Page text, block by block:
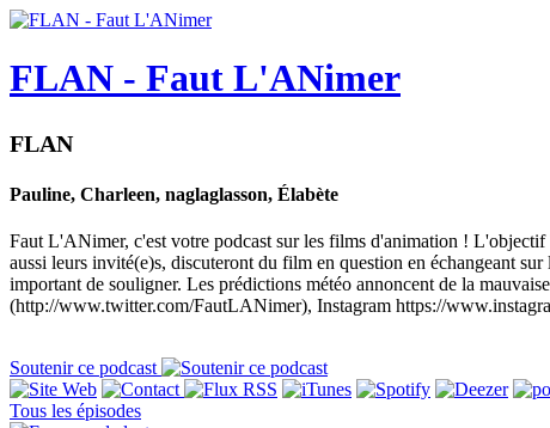
FLAN - Faut L'ANimer
FLAN
Pauline, Charleen, naglaglasson, Élabète
Faut L'ANimer, c'est votre podcast sur les films d'animation !
aussi leurs invité(e)s, discuteront du film en question en échangeant
important de souligner. Les prédictions météo annoncent de la
(http://www.twitter.com/FautLANimer), Instagram https://
Soutenir ce podcast
Tous les épisodes